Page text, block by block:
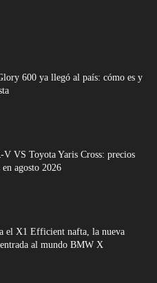
600 ya llegó al país: cómo es y
V VS Toyota Yaris Cross: precios
en agosto 2026
el X1 Efficient nafta, la nueva
al mundo BMW X